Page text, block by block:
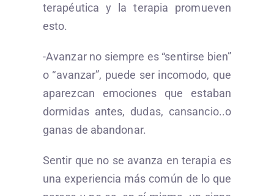
terapéutica y la terapia promueven
esto.
-Avanzar no siempre es “sentirse bien”
o “avanzar”, puede ser incomodo, que
aparezcan emociones que estaban
dormidas antes, dudas, cansancio..o
ganas de abandonar.
Sentir que no se avanza en terapia es
una experiencia más común de lo que